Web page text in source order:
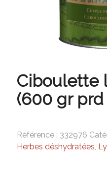
Ciboulette
(600 gr prd
Référence : 332976
Herbes déshydratées